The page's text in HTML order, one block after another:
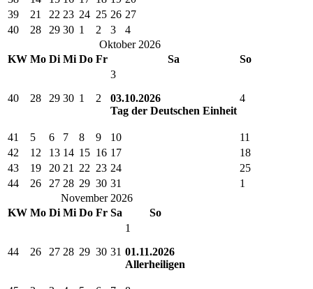
39
21 22 23 24 25 26 27
40
28 29 30 1 2 3
4
Oktober 2026
KW Mo Di Mi Do Fr Sa So
40 28 29 30 1 2
3
03.10.2026
Tag der Deutschen Einheit
4
41 5 6 7 8 9 10
11
42
12 13 14 15 16 17
18
43
19 20 21 22 23 24
25
44
26 27 28 29 30 31
1
November 2026
KW Mo Di Mi Do Fr Sa So
44 26 27 28 29 30 31
1
01.11.2026
Allerheiligen